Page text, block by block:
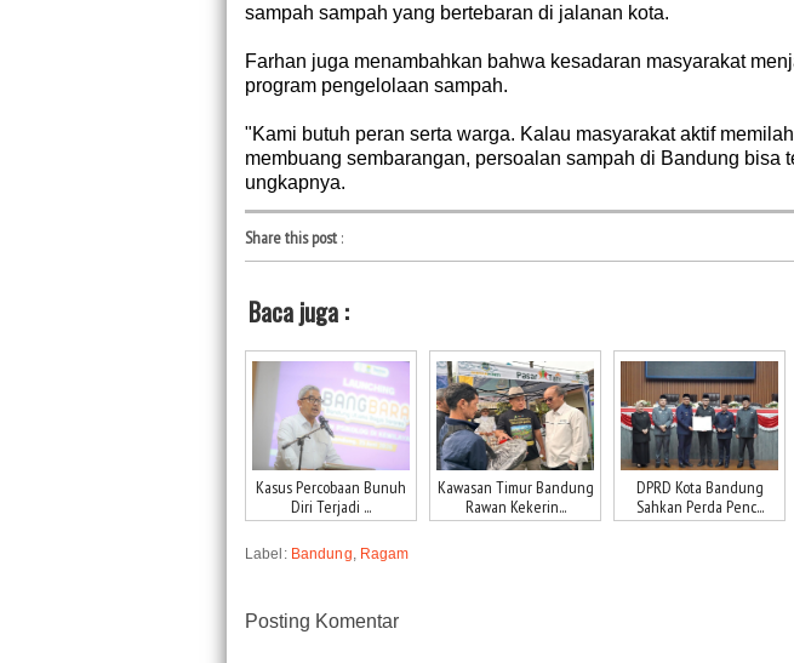
sampah sampah yang bertebaran di jalanan kota.
Farhan juga menambahkan bahwa kesadaran masyarakat
program pengelolaan sampah.
"Kami butuh peran serta warga. Kalau masyarakat aktif
membuang sembarangan, persoalan sampah di Bandung bisa
ungkapnya.
Share this post:
Baca juga :
Kasus Percobaan Bunuh
Diri Terjadi ...
Kawasan Timur Bandung
Rawan Kekerin...
DPRD Kota Bandung
Sahkan Perda Penc...
Label: Bandung Ragam
Posting Komentar